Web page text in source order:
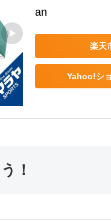
an
楽天
Yahoo!シ
！